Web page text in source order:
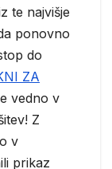
te najvišje
ponovno
do
ZA
vedno v
Z
v
prikaz